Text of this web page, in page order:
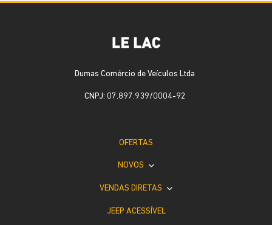
Dumas Comércio de Veículos Ltda
CNPJ: 07.897.939/0004-92
OFERTAS
NOVOS
VENDAS DIRETAS
JEEP ACESSÍVEL